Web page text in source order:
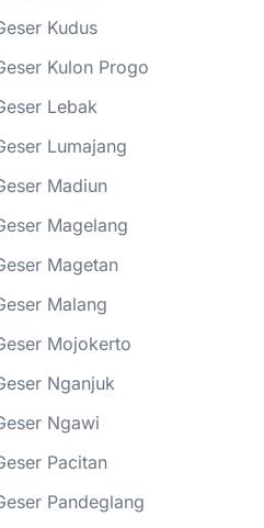
Kudus
Kulon Progo
Lebak
Lumajang
Madiun
Magelang
Magetan
Malang
Mojokerto
Nganjuk
Ngawi
Pacitan
Pandeglang